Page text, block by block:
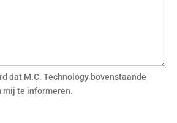
dat M.C. Technology bovenstaande
mij te informeren.